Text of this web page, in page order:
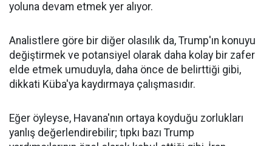
yoluna devam etmek yer alıyor.
Analistlere göre bir diğer olasılık da, Trump'ın konuyu
değiştirmek ve potansiyel olarak daha kolay bir zafer
elde etmek umuduyla, daha önce de belirttiği gibi,
dikkati Küba'ya kaydırmaya çalışmasıdır.
Eğer öyleyse, Havana'nın ortaya koyduğu zorlukları
yanlış değerlendirebilir; tıpkı bazı Trump